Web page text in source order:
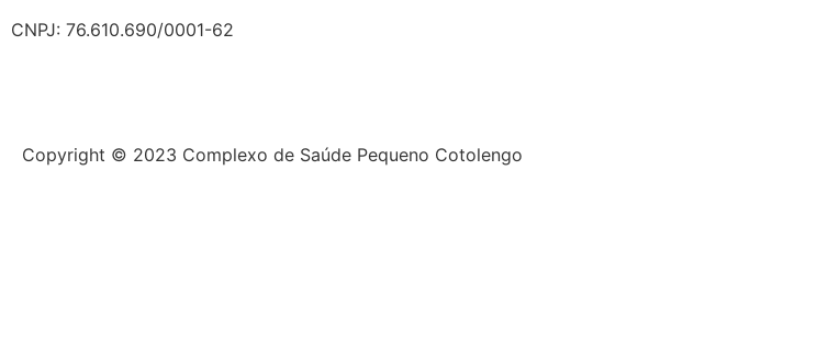
CNPJ: 76.610.690/0001-62
Copyright © 2023 Complexo de Saúde Pequeno Cotolengo